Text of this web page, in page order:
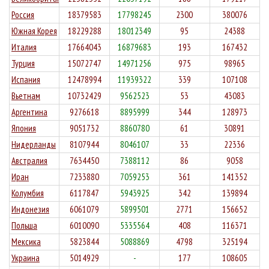
Мансийский
автономный
округ — Югра
Оренбургская
область
124077
+1843
103377
+478
3605
+2
2.91%
Ленинградская
область
123189
+1703
104273
+457
3181
+2
2.58%
Приморский
край
114963
+868
98489
+513
1724
+6
1.5%
Тверская
область
113209
+1440
92333
+48
2462
+3
2.17%
Республика
Саха
(Якутия)
112932
+3493
86324
+2162
1887
+4
1.67%
Пензенская
область
111909
+981
96726
+142
4913
+10
4.39%
Вологодская
область
111615
+1305
99633
+598
3221
+4
2.89%
Республика
Коми
109944
+1575
95648
+451
2790
+2
2.54%
Россия
18379583 17798245 2300
380076
Южная Корея
18229288 18012349 95
24388
Италия
17664043 16879683 193
167432
Турция
15072747 14971256 975
98965
Испания
12478994 11939322 339
107108
Вьетнам
10732429 9562523 53
43083
Аргентина
9276618 8895999 344
128973
Япония
9051732 8860780 61
30891
Нидерланды
8107944 8046107 33
22336
Австралия
7634450 7388112 86
9058
Иран
7233880 7059253 361
141352
Колумбия
6117847 5943925 342
139894
Индонезия
6061079 5899501 2771
156652
Польша
6010090 5335564 408
116371
Мексика
5823844 5088869 4798
325194
Украина
5014929 - 177
108605